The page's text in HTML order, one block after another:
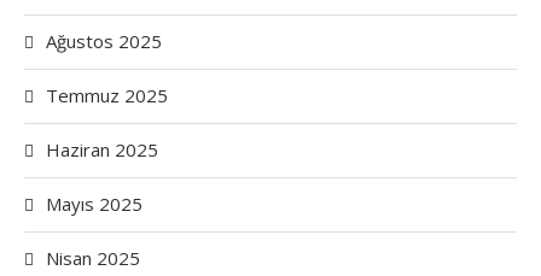
Ağustos 2025
Temmuz 2025
Haziran 2025
Mayıs 2025
Nisan 2025